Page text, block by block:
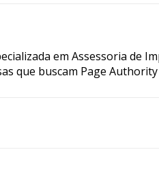
em Assessoria de
que buscam Page